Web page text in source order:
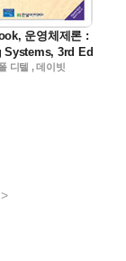
운영체제론 :
Systems, 3rd Ed
디텔 , 데이빗
>